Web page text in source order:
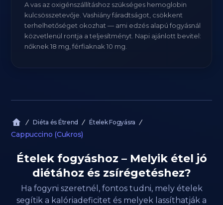
A vas az oxigénszállításhoz szükséges hemoglobin
kulcsösszetevője. Vashiány fáradtságot, csökkent
terhelhetőséget okozhat — ami edzés alapú fogyásnál
közvetlenül rontja a teljesítményt. Napi ajánlott bevitel:
nőknek 18 mg, férfiaknak 10 mg.
Diéta és Étrend Ételek Fogyásra
Cappuccino (Cukros)
Ételek fogyáshoz – Melyik étel jó
diétához és zsírégetéshez?
Ha fogyni szeretnél, fontos tudni, mely ételek
segítik a kalóriadeficitet és melyek lassíthatják a